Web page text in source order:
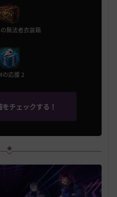
無法者衣装箱
の応援 2
チェックする！